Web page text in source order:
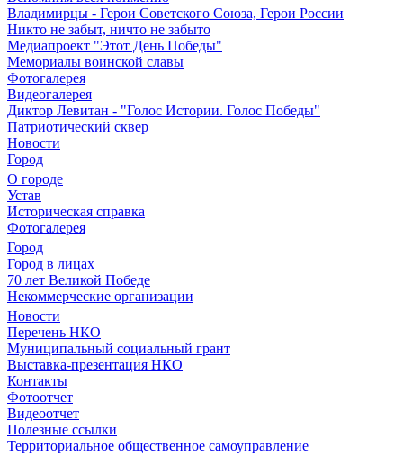
Владимирцы - Герои Советского Союза, Герои России
Никто не забыт, ничто не забыто
Медиапроект "Этот День Победы"
Мемориалы воинской славы
Фотогалерея
Видеогалерея
Диктор Левитан - "Голос Истории. Голос Победы"
Патриотический сквер
Новости
Город
О городе
Устав
Историческая справка
Фотогалерея
Город
Город в лицах
70 лет Великой Победе
Некоммерческие организации
Новости
Перечень НКО
Муниципальный социальный грант
Выставка-презентация НКО
Контакты
Фотоотчет
Видеоотчет
Полезные ссылки
Территориальное общественное самоуправление